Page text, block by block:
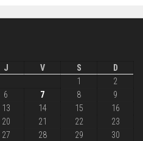
J V S
D
1
2
6 7 8
9
13 14 15
16
20 21 22
23
27 28 29 30